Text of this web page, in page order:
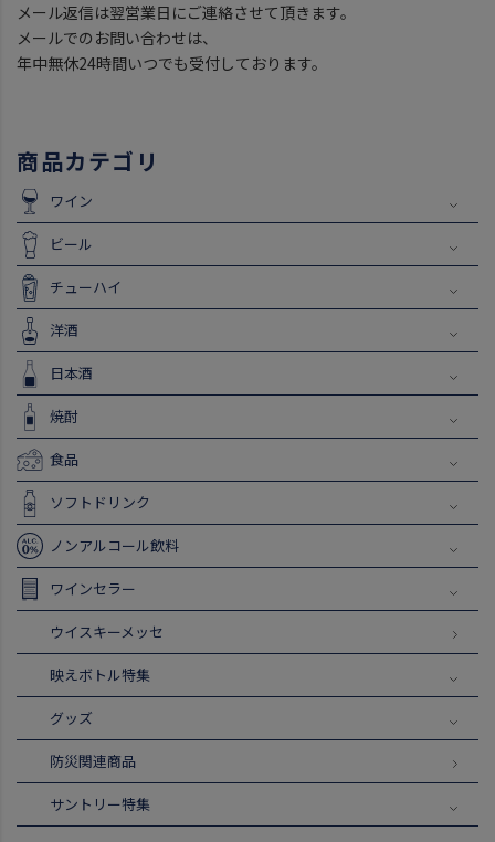
メール返信は翌営業日にご連絡させて頂きます。
メールでのお問い合わせは、
年中無休24時間いつでも受付しております。
商品カテゴリ
ワイン
ビール
チューハイ
洋酒
日本酒
焼酎
食品
ソフトドリンク
ノンアルコール飲料
ワインセラー
ウイスキーメッセ
映えボトル特集
グッズ
防災関連商品
サントリー特集